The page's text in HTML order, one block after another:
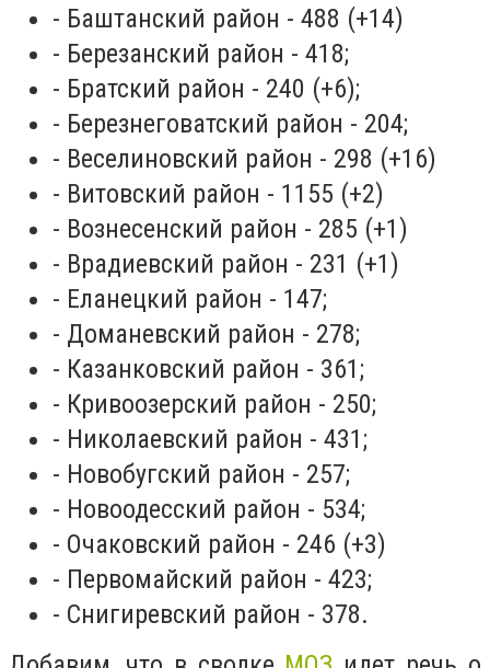
- Баштанский район - 488 (+14)
- Березанский район - 418;
- Братский район - 240 (+6);
- Березнеговатский район - 204;
- Веселиновский район - 298 (+16)
- Витовский район - 1155 (+2)
- Вознесенский район - 285 (+1)
- Врадиевский район - 231 (+1)
- Еланецкий район - 147;
- Доманевский район - 278;
- Казанковский район - 361;
- Кривоозерский район - 250;
- Николаевский район - 431;
- Новобугский район - 257;
- Новоодесский район - 534;
- Очаковский район - 246 (+3)
- Первомайский район - 423;
- Снигиревский район - 378.